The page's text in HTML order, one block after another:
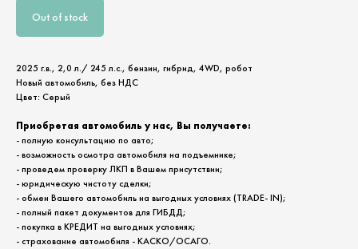
Out of stock
2025 г.в., 2,0 л./ 245 л.с., бензин, гибрид, 4WD, робот
Новый автомобиль, без НДС
Цвет: Серый
Приобретая автомобиль у нас, Вы получаете:
- полную консультацию по авто;
- возможность осмотра автомобиля на подъемнике;
- проведем проверку ЛКП в Вашем присутствии;
- юридическую чистоту сделки;
- обмен Вашего автомобиль на выгодных условиях (TRADЕ- IN);
- полный пакет документов для ГИБДД;
- покупка в КРЕДИТ на выгодных условиях;
- страхование автомобиля - КАСКО/ОСАГО.